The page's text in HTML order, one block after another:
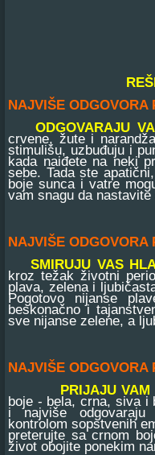
NAJVIŠE ODGOVORA
ODGOVARAJU
crvene, žute i
stimulišu, uzbuđuju i
kada naiđete na neki
sebe. Tada ste
boje sunca i vatre
vam snagu da nastavite
NAJVIŠE ODGOVORA
SMIRUJU VAS
kroz težak životni
plava, zelena i
Pogotovo nijanse
beskonačno i
sve nijanse zelene, a
NAJVIŠE ODGOVORA
PRIJAJU
boje - bela, crna, siva i
i najviše odgovaraju
kontrolom sopstvenih
preterujte sa crnom
život obojite ponekim